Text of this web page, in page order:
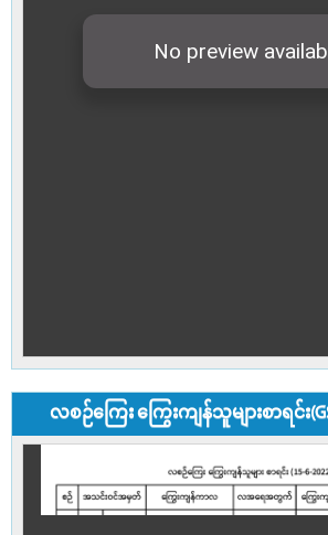
လစဉ်ကြေး ကြွေးကျန်သူများစာရင်း